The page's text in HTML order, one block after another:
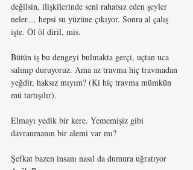
değilsin, ilişkilerinde seni rahatsız eden şeyler
neler… hepsi su yüzüne çıkıyor. Sonra al çalış
işte. Öl öl diril, mis.
Bütün iş bu dengeyi bulmakta gerçi, uçtan uca
salınıp duruyoruz. Ama az travma hiç travmadan
yeğdir, haksız mıyım? (Ki hiç travma mümkün
mü tartışılır).
Elmayı yedik bir kere. Yememişiz gibi
davranmanın bir alemi var mı?
Şefkat bazen insanı nasıl da dumura uğratıyor